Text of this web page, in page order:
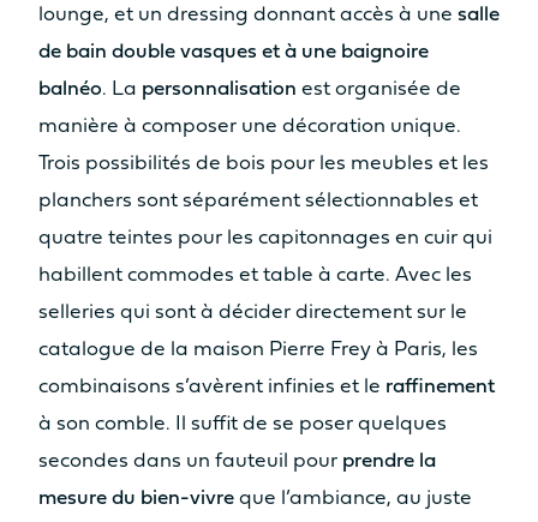
lounge, et un dressing donnant accès à une salle
de bain double vasques et à une baignoire
balnéo. La personnalisation est organisée de
manière à composer une décoration unique.
Trois possibilités de bois pour les meubles et les
planchers sont séparément sélectionnables et
quatre teintes pour les capitonnages en cuir qui
habillent commodes et table à carte. Avec les
selleries qui sont à décider directement sur le
catalogue de la maison Pierre Frey à Paris, les
combinaisons s’avèrent infinies et le raffinement
à son comble. Il suffit de se poser quelques
secondes dans un fauteuil pour prendre la
mesure du bien-vivre que l’ambiance, au juste